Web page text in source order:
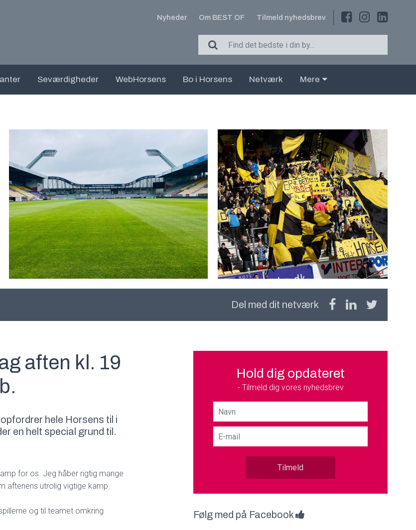
Nyheder Om BEST OF Tilmeld nyhedsbrev
Seværdigheder WebHorsens Bo i Horsens Netværk Mere
Del med dit netværk
aften kl. 19
hele Horsens til i
en helt special grund til.
for os. Jeg håber rigtig mange
aftenens utrolig vigtige kamp.
og til teamet omkring
Hold dig opdateret
- Tilmeld dig vores nyhedsbrev
Tilmeld
Følg med på Facebook